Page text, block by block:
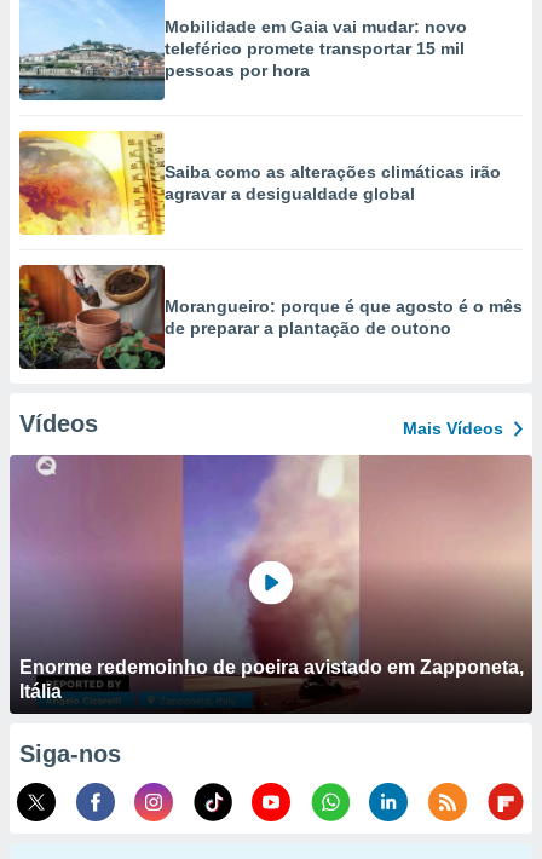
Mobilidade em Gaia vai mudar: novo
teleférico promete transportar 15 mil
pessoas por hora
Saiba como as alterações climáticas irão
agravar a desigualdade global
Morangueiro: porque é que agosto é o mês
de preparar a plantação de outono
Vídeos Mais Vídeos
Enorme redemoinho de poeira avistado em Zapponeta,
Itália
Siga-nos